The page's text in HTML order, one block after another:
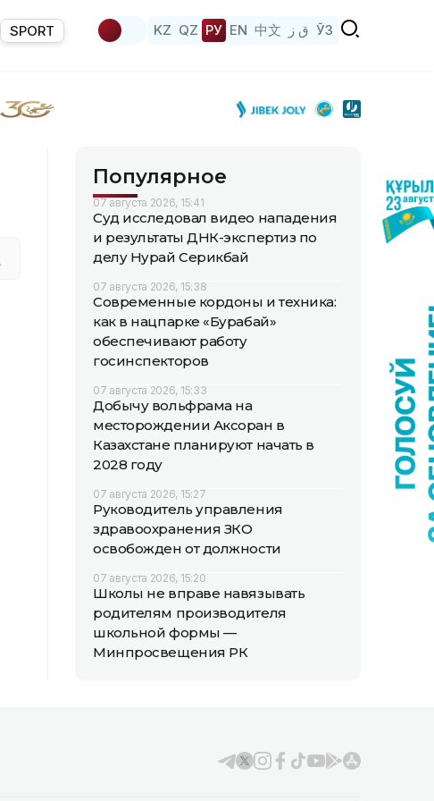
SPORT KZ QZ РУ EN 中文 ق ز ЎЗ
Популярное
07 августа 2026, 15:41
Суд исследовал видео нападения
и результаты ДНК-экспертиз по
делу Нурай Серикбай
07 августа 2026, 15:38
Современные кордоны и техника:
как в нацпарке «Бурабай»
обеспечивают работу
госинспекторов
07 августа 2026, 15:33
Добычу вольфрама на
месторождении Аксоран в
Казахстане планируют начать в
2028 году
07 августа 2026, 15:27
Руководитель управления
здравоохранения ЗКО
освобожден от должности
07 августа 2026, 15:20
Школы не вправе навязывать
родителям производителя
школьной формы —
Минпросвещения РК